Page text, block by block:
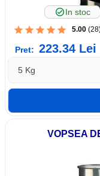
In stoc
5.00
Pret: 223.34 Lei
VOPSEA